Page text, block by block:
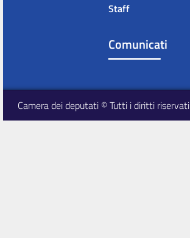
Staff
Comunicati
Camera dei deputati © Tutti i diritti riservati